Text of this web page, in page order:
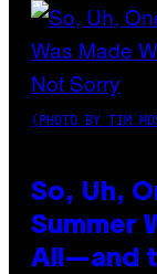
(PHOTO BY TIM
So, Uh,
Summer
All—and